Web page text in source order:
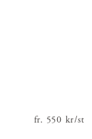
fr. Pris :550
550 kr/st